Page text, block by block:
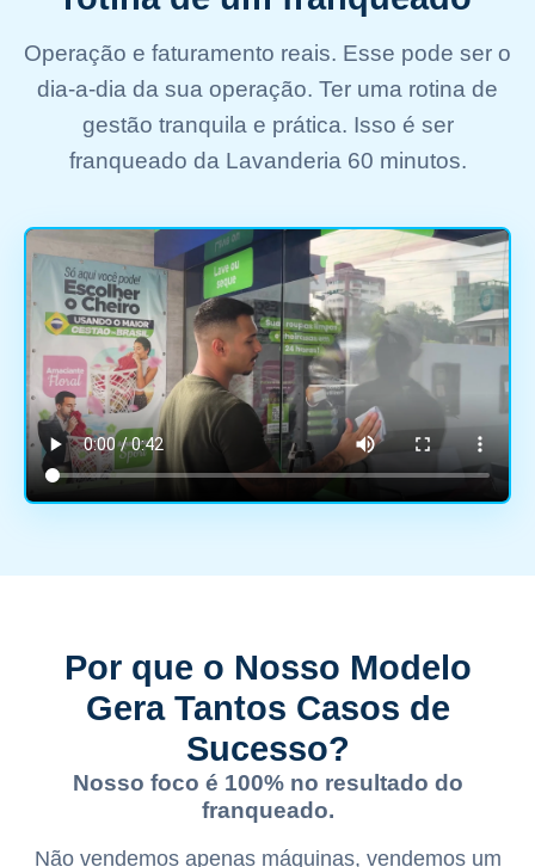
Operação e faturamento reais. Esse pode ser o
dia-a-dia da sua operação. Ter uma rotina de
gestão tranquila e prática. Isso é ser
franqueado da Lavanderia 60 minutos.
Por que o Nosso Modelo
Gera Tantos Casos de
Sucesso?
Nosso foco é 100% no resultado do
franqueado.
Não vendemos apenas máquinas, vendemos um